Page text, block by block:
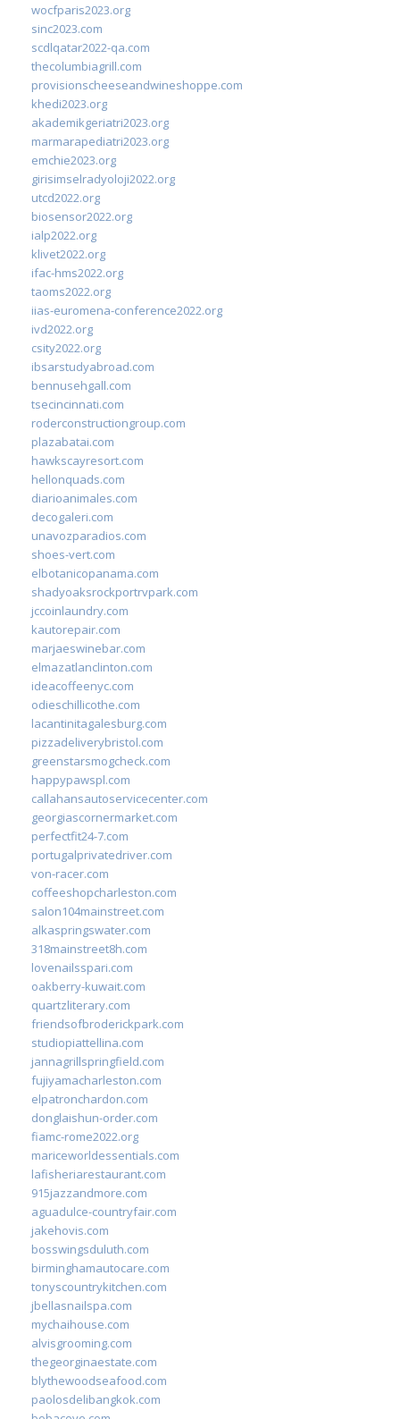
wocfparis2023.org
sinc2023.com
scdlqatar2022-qa.com
thecolumbiagrill.com
provisionscheeseandwineshoppe.com
khedi2023.org
akademikgeriatri2023.org
marmarapediatri2023.org
emchie2023.org
girisimselradyoloji2022.org
utcd2022.org
biosensor2022.org
ialp2022.org
klivet2022.org
ifac-hms2022.org
taoms2022.org
iias-euromena-conference2022.org
ivd2022.org
csity2022.org
ibsarstudyabroad.com
bennusehgall.com
tsecincinnati.com
roderconstructiongroup.com
plazabatai.com
hawkscayresort.com
hellonquads.com
diarioanimales.com
decogaleri.com
unavozparadios.com
shoes-vert.com
elbotanicopanama.com
shadyoaksrockportrvpark.com
jccoinlaundry.com
kautorepair.com
marjaeswinebar.com
elmazatlanclinton.com
ideacoffeenyc.com
odieschillicothe.com
lacantinitagalesburg.com
pizzadeliverybristol.com
greenstarsmogcheck.com
happypawspl.com
callahansautoservicecenter.com
georgiascornermarket.com
perfectfit24-7.com
portugalprivatedriver.com
von-racer.com
coffeeshopcharleston.com
salon104mainstreet.com
alkaspringswater.com
318mainstreet8h.com
lovenailsspari.com
oakberry-kuwait.com
quartzliterary.com
friendsofbroderickpark.com
studiopiattellina.com
jannagrillspringfield.com
fujiyamacharleston.com
elpatronchardon.com
donglaishun-order.com
fiamc-rome2022.org
mariceworldessentials.com
lafisheriarestaurant.com
915jazzandmore.com
aguadulce-countryfair.com
jakehovis.com
bosswingsduluth.com
birminghamautocare.com
tonyscountrykitchen.com
jbellasnailspa.com
mychaihouse.com
alvisgrooming.com
thegeorginaestate.com
blythewoodseafood.com
paolosdelibangkok.com